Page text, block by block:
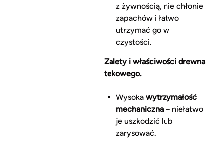
z żywnością, nie chłonie
zapachów i łatwo
utrzymać go w
czystości.
Zalety i właściwości drewna
tekowego.
Wysoka wytrzymałość
mechaniczna– niełatwo
je uszkodzić lub
zarysować.